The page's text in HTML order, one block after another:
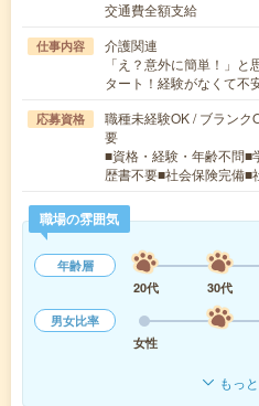
交通費全額支給
仕事内容
介護関連
「え？意外に簡単！」
タート！経験がなくて
応募資格
職種未経験OK / ブランク
要
■資格・経験・年齢不問■
歴書不要■社会保険完備
職場の雰囲気
年齢層
20代
30代
男女比率
女性
もっ